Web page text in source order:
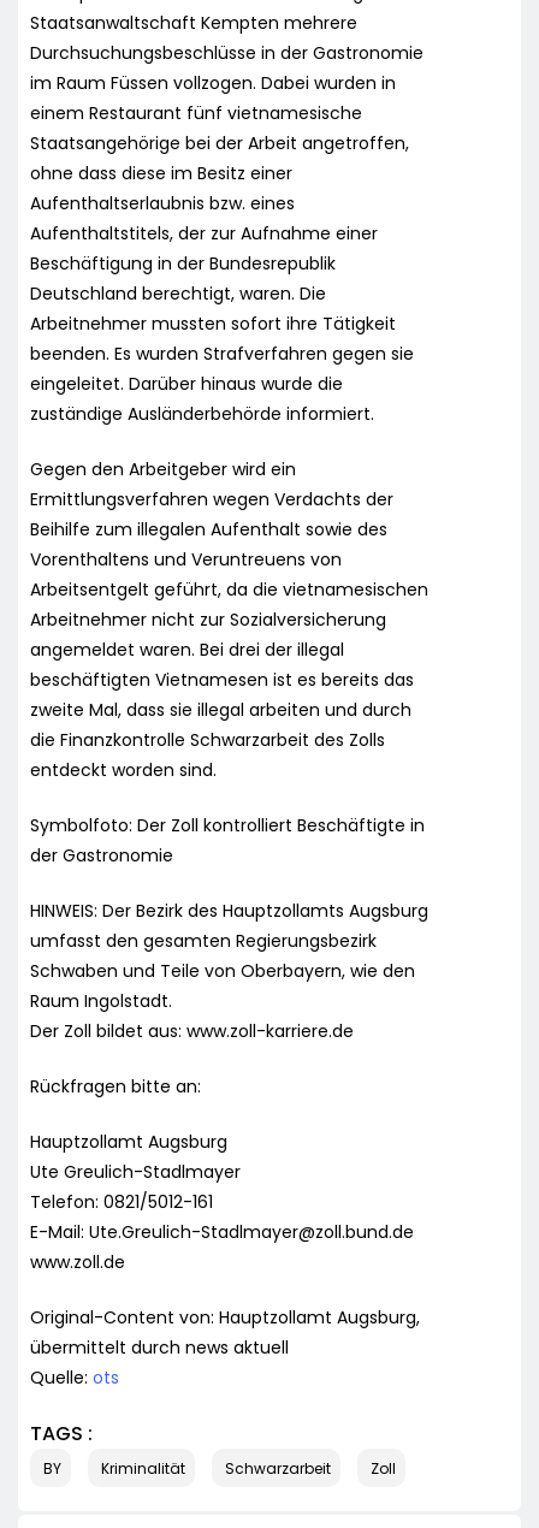
Staatsanwaltschaft Kempten mehrere
Durchsuchungsbeschlüsse in der Gastronomie
im Raum Füssen vollzogen. Dabei wurden in
einem Restaurant fünf vietnamesische
Staatsangehörige bei der Arbeit angetroffen,
ohne dass diese im Besitz einer
Aufenthaltserlaubnis bzw. eines
Aufenthaltstitels, der zur Aufnahme einer
Beschäftigung in der Bundesrepublik
Deutschland berechtigt, waren. Die
Arbeitnehmer mussten sofort ihre Tätigkeit
beenden. Es wurden Strafverfahren gegen sie
eingeleitet. Darüber hinaus wurde die
zuständige Ausländerbehörde informiert.
Gegen den Arbeitgeber wird ein
Ermittlungsverfahren wegen Verdachts der
Beihilfe zum illegalen Aufenthalt sowie des
Vorenthaltens und Veruntreuens von
Arbeitsentgelt geführt, da die vietnamesischen
Arbeitnehmer nicht zur Sozialversicherung
angemeldet waren. Bei drei der illegal
beschäftigten Vietnamesen ist es bereits das
zweite Mal, dass sie illegal arbeiten und durch
die Finanzkontrolle Schwarzarbeit des Zolls
entdeckt worden sind.
Symbolfoto: Der Zoll kontrolliert Beschäftigte in
der Gastronomie
HINWEIS: Der Bezirk des Hauptzollamts Augsburg
umfasst den gesamten Regierungsbezirk
Schwaben und Teile von Oberbayern, wie den
Raum Ingolstadt.
Der Zoll bildet aus: www.zoll-karriere.de
Rückfragen bitte an:
Hauptzollamt Augsburg
Ute Greulich-Stadlmayer
Telefon: 0821/5012-161
E-Mail: Ute.Greulich-Stadlmayer@zoll.bund.de
www.zoll.de
Original-Content von: Hauptzollamt Augsburg,
übermittelt durch news aktuell
Quelle: ots
TAGS :
BY Kriminalität Schwarzarbeit Zoll